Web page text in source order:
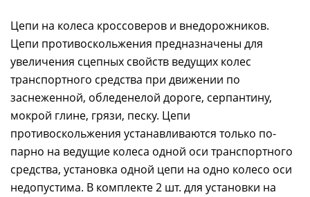
Цепи на колеса кроссоверов и внедорожников.
Цепи противоскольжения предназначены для
увеличения сцепных свойств ведущих колес
транспортного средства при движении по
заснеженной, обледенелой дороге, серпантину,
мокрой глине, грязи, песку. Цепи
противоскольжения устанавливаются только по-
парно на ведущие колеса одной оси транспортного
средства, установка одной цепи на одно колесо оси
недопустима. В комплекте 2 шт. для установки на